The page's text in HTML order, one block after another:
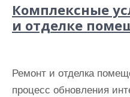
Комплексные
и отделке
Ремонт и отделка
процесс обновления